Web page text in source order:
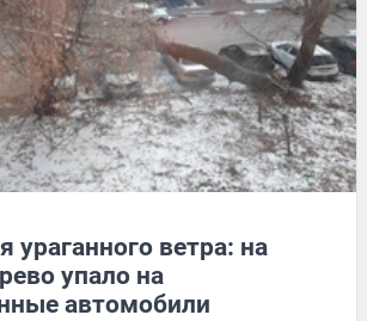
ураганного ветра: на
упало на
автомобили